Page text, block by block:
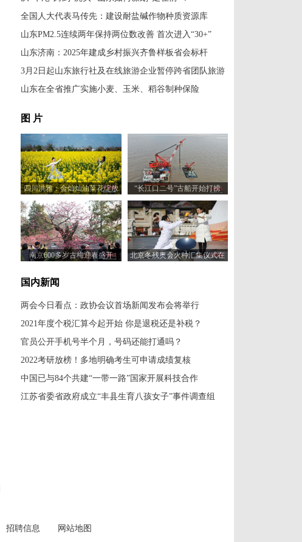
全国人大代表马传先：建设耐盐碱作物种质资源库
山东PM2.5连续两年保持两位数改善 首次进入“30+”
山东济南：2025年建成乡村振兴齐鲁样板省会标杆
3月2日起山东旅行社及在线旅游企业暂停跨省团队旅游
山东在全省推广实施小麦、玉米、稻谷制种保险
图 片
四川洪雅：金灿灿油菜花绽放
惹人醉
“长江口二号”古船开始打捞
南京600多岁古梅迎春盛开
北京冬残奥会火种汇集仪式在
国内新闻
两会今日看点：政协会议首场新闻发布会将举行
2021年度个税汇算今起开始 你是退税还是补税？
官员公开手机号半个月，号码还能打通吗？
2022考研放榜！多地明确考生可申请成绩复核
中国已与84个共建“一带一路”国家开展科技合作
江苏省委省政府成立“丰县生育八孩女子”事件调查组
招聘信息 网站地图